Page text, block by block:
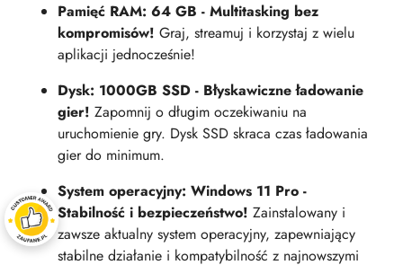
Pamięć RAM: 64 GB - Multitasking bez
kompromisów! Graj, streamuj i korzystaj z wielu
aplikacji jednocześnie!
Dysk: 1000GB SSD - Błyskawiczne ładowanie
gier! Zapomnij o długim oczekiwaniu na
uruchomienie gry. Dysk SSD skraca czas ładowania
gier do minimum.
System operacyjny: Windows 11 Pro -
Stabilność i bezpieczeństwo! Zainstalowany i
zawsze aktualny system operacyjny, zapewniający
stabilne działanie i kompatybilność z najnowszymi